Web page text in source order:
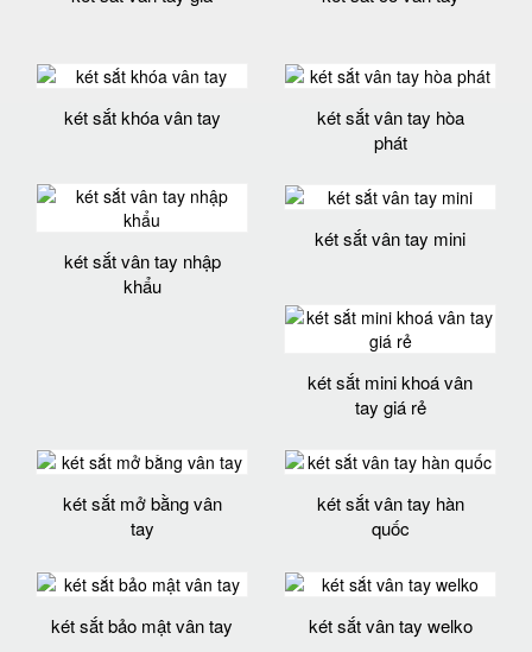
két sắt khóa vân tay
két sắt vân tay hòa
phát
két sắt vân tay nhập
khẩu
két sắt vân tay mini
két sắt mini khoá vân
tay giá rẻ
két sắt mở bằng vân
tay
két sắt vân tay hàn
quốc
két sắt bảo mật vân tay két sắt vân tay welko